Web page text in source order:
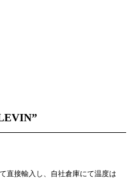
直接輸入し、自社倉庫にて温度は